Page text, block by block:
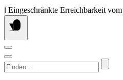
Springen
Sie
zum
ℹ️ Eingeschränkte Erreichbarkeit
Finden...